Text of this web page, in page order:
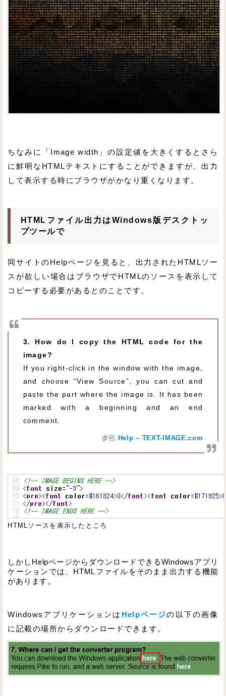
ちなみに「Image width」の設定値を大きくするとさら
に鮮明なHTMLテキストにすることができますが、出力
して表示する時にブラウザがかなり重くなります。
HTMLファイル出力はWindows版デスクトッ
プツールで
同サイトのHelpページを見ると、出力されたHTMLソー
スが欲しい場合はブラウザでHTMLのソースを表示して
コピーする必要があるとのことです。
3. How do I copy the HTML code for the
image?
If you right-click in the window with the image,
and choose “View Source”, you can cut and
paste the part where the image is. It has been
marked with a beginning and an end
comment.
参照: Help – TEXT-IMAGE.com
HTMLソースを表示したところ
しかしHelpページからダウンロードできるWindowsアプリ
ケーションでは、HTMLファイルをそのまま出力する機能
があります。
Windowsアプリケーションは Helpページの以下の画像
に記載の場所からダウンロードできます。